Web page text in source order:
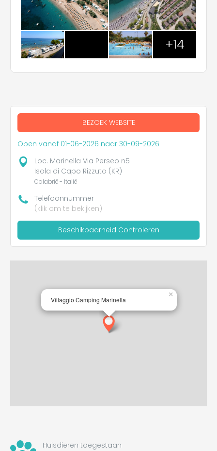
+14
Huisdieren toegestaan
BEZOEK WEBSITE
Open vanaf 01-06-2026 naar 30-09-2026
Loc. Marinella Via Perseo n5
Isola di Capo Rizzuto (KR)
Calabrië - Italië
Telefoonnummer
(klik om te bekijken)
Beschikbaarheid Controleren
Villaggio Camping Marinella
×